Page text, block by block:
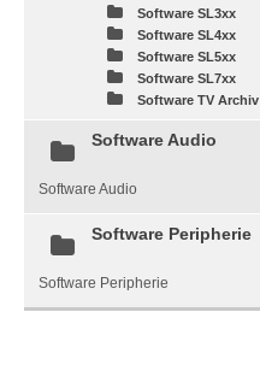
Software SL3xx
Software SL4xx
Software SL5xx
Software SL7xx
Software TV Archiv
Software Audio
Software Audio
Software Peripherie
Software Peripherie